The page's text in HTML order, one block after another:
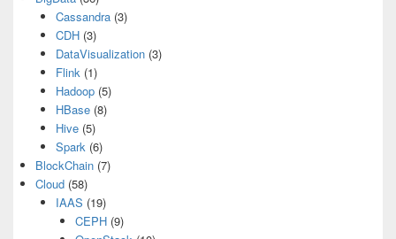
Cassandra(3)
CDH(3)
DataVisualization(3)
Flink(1)
Hadoop(5)
HBase(8)
Hive(5)
Spark(6)
BlockChain (7)
Cloud (58)
IAAS (19)
CEPH (9)